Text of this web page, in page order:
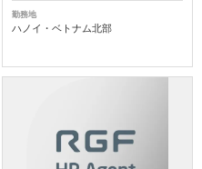
勤務地
ハノイ・ベトナム北部